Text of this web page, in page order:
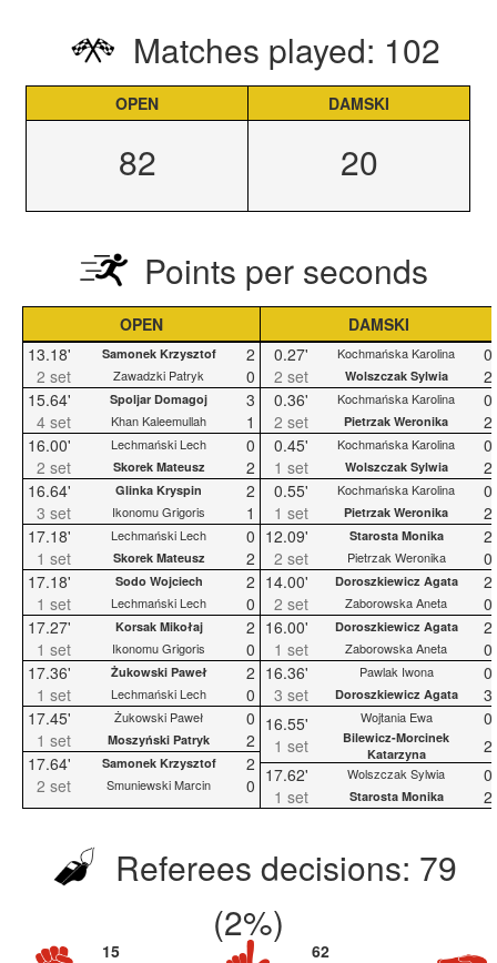
Matches played: 102
OPEN DAMSKI
82 20
Points per seconds
OPEN
DAMSKI
13.18'
2 set
Samonek Krzysztof 2
Zawadzki Patryk
0
15.64'
4 set
Spoljar Domagoj 3
Khan Kaleemullah
1
16.00'
2 set
Lechmański Lech 0
Skorek Mateusz
2
16.64'
3 set
Glinka Kryspin 2
Ikonomu Grigoris
1
17.18'
1 set
Lechmański Lech 0
Skorek Mateusz
2
17.18'
1 set
Sodo Wojciech 2
Lechmański Lech
0
17.27'
1 set
Korsak Mikołaj 2
Ikonomu Grigoris
0
17.36'
1 set
Żukowski Paweł 2
Lechmański Lech
0
17.45'
1 set
Żukowski Paweł 0
Moszyński Patryk
2
17.64'
2 set
Samonek Krzysztof 2
Smuniewski Marcin 0
0.27'
2 set
Kochmańska Karolina 0
Wolszczak Sylwia
2
0.36'
2 set
Kochmańska Karolina 0
Pietrzak Weronika
2
0.45'
1 set
Kochmańska Karolina 0
Wolszczak Sylwia
2
0.55'
1 set
Kochmańska Karolina 0
Pietrzak Weronika
2
12.09'
2 set
Starosta Monika 2
Pietrzak Weronika
0
14.00'
2 set
Doroszkiewicz Agata 2
Zaborowska Aneta
0
16.00'
1 set
Doroszkiewicz Agata 2
Zaborowska Aneta
0
16.36'
3 set
Pawlak Iwona 0
Doroszkiewicz Agata
3
16.55'
1 set
Wojtania Ewa 0
Bilewicz-Morcinek
Katarzyna
2
17.62'
1 set
Wolszczak Sylwia 0
Starosta Monika 2
Referees decisions: 79
(2%)
15 62